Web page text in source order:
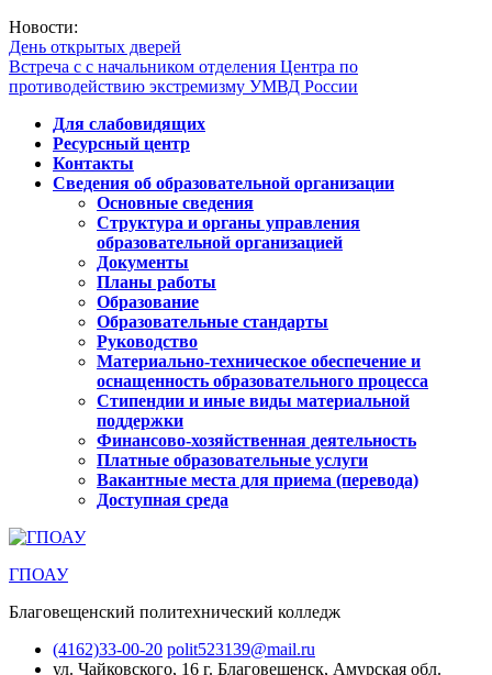
Новости:
День открытых дверей
Встреча с с начальником отделения Центра по
противодействию экстремизму УМВД России
Для слабовидящих
Ресурсный центр
Контакты
Сведения об образовательной организации
Основные сведения
Структура и органы управления
образовательной организацией
Документы
Планы работы
Образование
Образовательные стандарты
Руководство
Материально-техническое обеспечение и
оснащенность образовательного процесса
Стипендии и иные виды материальной
поддержки
Финансово-хозяйственная деятельность
Платные образовательные услуги
Вакантные места для приема (перевода)
Доступная среда
ГПОАУ
Благовещенский политехнический колледж
(4162)33-00-20 polit523139@mail.ru
ул. Чайковского, 16 г. Благовещенск, Амурская обл.